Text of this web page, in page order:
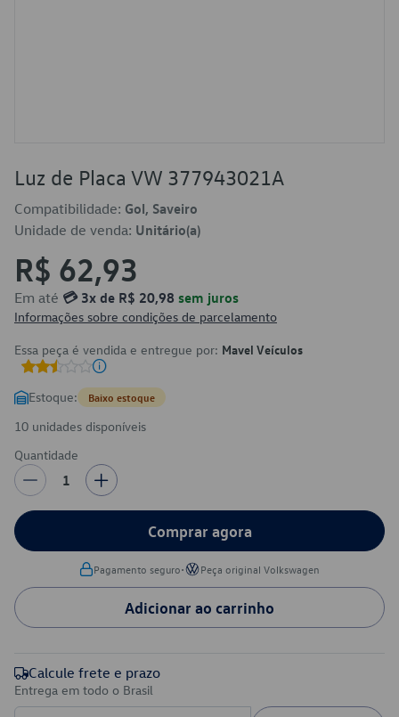
Luz de Placa VW 377943021A
Compatibilidade: Gol, Saveiro
Unidade de venda: Unitário(a)
R$ 62,93
Em até 💳 3x de R$ 20,98 sem juros
Informações sobre condições de parcelamento
Essa peça é vendida e entregue por: Mavel Veículos
Estoque: Baixo estoque
10 unidades disponíveis
Quantidade
1
Comprar agora
Pagamento seguro• Peça original Volkswagen
Adicionar ao carrinho
Calcule frete e prazo
Entrega em todo o Brasil